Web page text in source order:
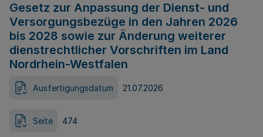
Gesetz zur Anpassung der Dienst- und
Versorgungsbezüge in den Jahren 2026
bis 2028 sowie zur Änderung weiterer
dienstrechtlicher Vorschriften im Land
Nordrhein-Westfalen
Ausfertigungsdatum 21.07.2026
Seite 474